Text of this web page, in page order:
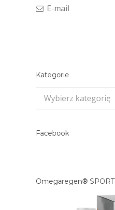
E-mail
Kategorie
Facebook
Omegaregen® SPORT